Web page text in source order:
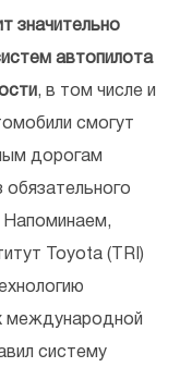
значительно
автопилота
, в том числе и
смогут
дорогам
Напоминаем,
Toyota (TRI)
международной
систему